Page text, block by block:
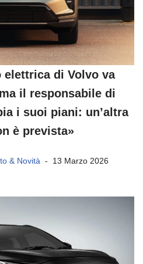
elettrica di Volvo va
il responsabile di
i suoi piani: un’altra
è prevista»
& Novità 13 Marzo 2026